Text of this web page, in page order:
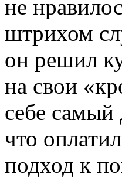
не
штрихом
он решил
на свои
себе
что
подход к